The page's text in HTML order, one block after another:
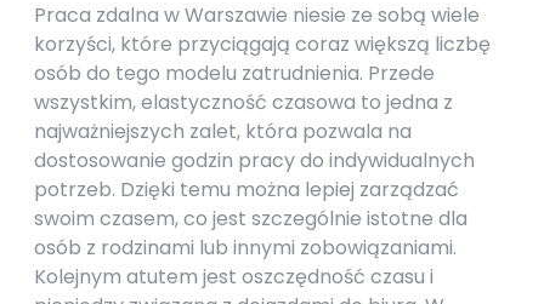
Praca zdalna w Warszawie niesie ze sobą wiele
korzyści, które przyciągają coraz większą liczbę
osób do tego modelu zatrudnienia. Przede
wszystkim, elastyczność czasowa to jedna z
najważniejszych zalet, która pozwala na
dostosowanie godzin pracy do indywidualnych
potrzeb. Dzięki temu można lepiej zarządzać
swoim czasem, co jest szczególnie istotne dla
osób z rodzinami lub innymi zobowiązaniami.
Kolejnym atutem jest oszczędność czasu i